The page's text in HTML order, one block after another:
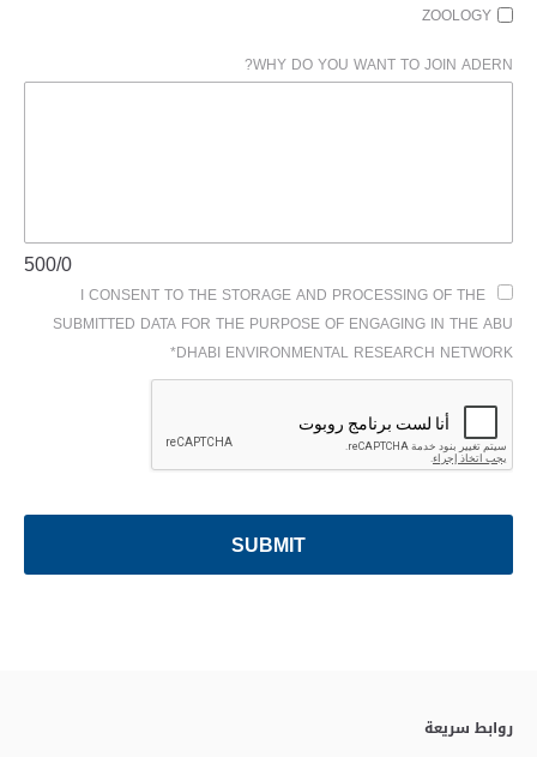
ZOOLOGY
WHY DO YOU WANT TO JOIN ADERN?
0
/500
I CONSENT TO THE STORAGE AND PROCESSING OF THE
SUBMITTED DATA FOR THE PURPOSE OF ENGAGING IN THE ABU
DHABI ENVIRONMENTAL RESEARCH NETWORK*
روابط سريعة